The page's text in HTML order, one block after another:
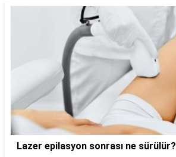
Lazer epilasyon sonrası ne sürülür?